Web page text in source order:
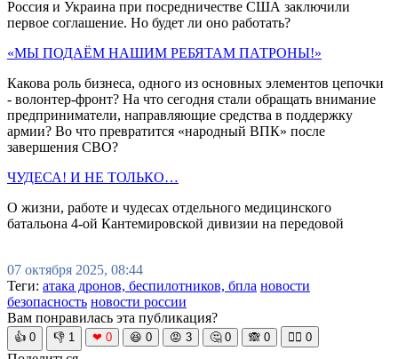
Россия и Украина при посредничестве США заключили
первое соглашение. Но будет ли оно работать?
«МЫ ПОДАЁМ НАШИМ РЕБЯТАМ ПАТРОНЫ!»
Какова роль бизнеса, одного из основных элементов цепочки
- волонтер-фронт? На что сегодня стали обращать внимание
предприниматели, направляющие средства в поддержку
армии? Во что превратится «народный ВПК» после
завершения СВО?
ЧУДЕСА! И НЕ ТОЛЬКО…
О жизни, работе и чудесах отдельного медицинского
батальона 4-ой Кантемировской дивизии на передовой
07 октября 2025, 08:44
Теги: атака дронов, беспилотников, бпла новости
безопасность новости россии
Вам понравилась эта публикация?
👍 0 👎 1 ❤ 0 😆 0 😡 3 🤔 0 🙈 0 🧘‍♀️ 0